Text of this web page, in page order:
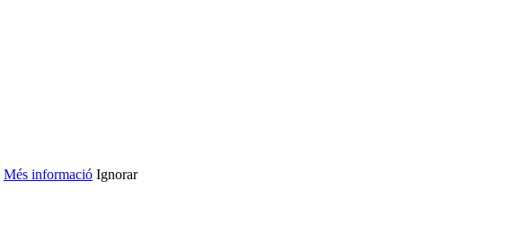
Més informació Ignorar